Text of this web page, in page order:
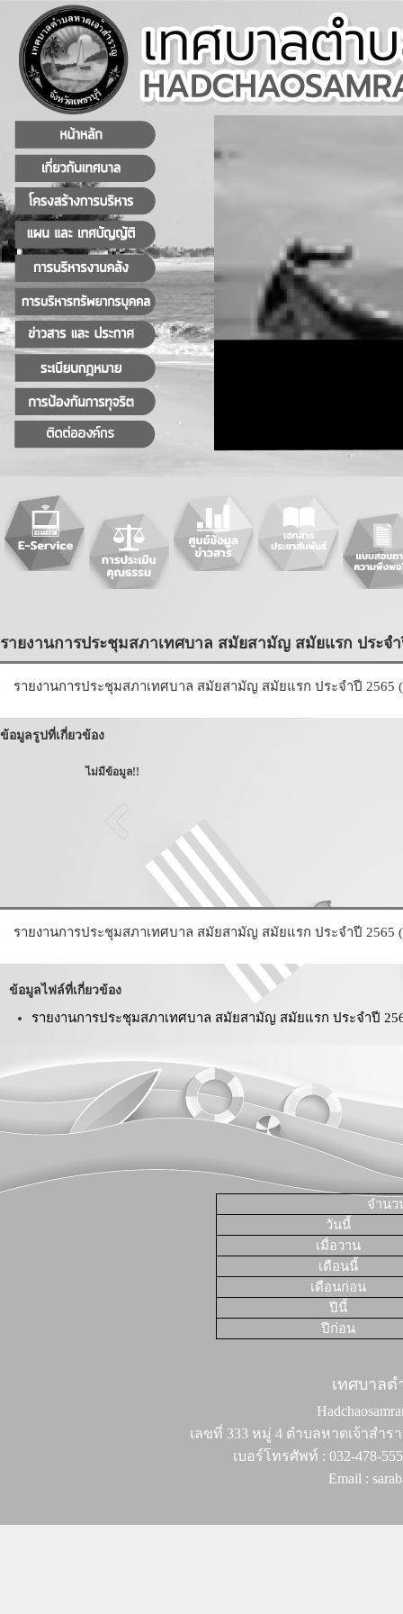
รายงานการประชุมสภาเทศบาล สมัยสามัญ สมัยแรก ประจำ
รายงานการประชุมสภาเทศบาล สมัยสามัญ สมัยแรก ประจำปี 2565
ข้อมูลรูปที่เกี่ยวข้อง
ไม่มีข้อมูล!!
รายงานการประชุมสภาเทศบาล สมัยสามัญ สมัยแรก ประจำปี 2565
ข้อมูลไฟล์ที่เกี่ยวข้อง
รายงานการประชุมสภาเทศบาล สมัยสามัญ สมัยแรก ประจำปี
จำนว
วันนี้
เมื่อวาน
เดือนนี้
เดือนก่อน
ปีนี้
ปีก่อน
เทศบาล
เลขที่ 333 หมู่ 4 ตำบลหาดเจ้าสำร
เบอร์โทรศัพท์ : 032-478-
Email :